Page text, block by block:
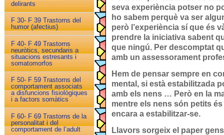
delirants
F 30- F 39 Trastorns del
humor (afectius)
F 40- F 49 Trastorns
neuròtics, secundaris a
situacions estresants i
somatomorfos
F 50- F 59 Trastorns del
comportament associats
a disfuncions fisiològiques
i a factors somàtics
F 60- F 69 Trastorns de la
personalitat i del
comportament de l’adult
seva experiència potser no
ho sabem perquè va ser
però l’experiència sí que és
prendre la iniciativa sabent
que ningú. Per descomptat
amb un assessorament
Hem de pensar sempre en
mental, si està estabilitzada
amb els nens … Però en la
mentre els nens són petits
encara a estabilitzar-se.
Llavors sorgeix el paper